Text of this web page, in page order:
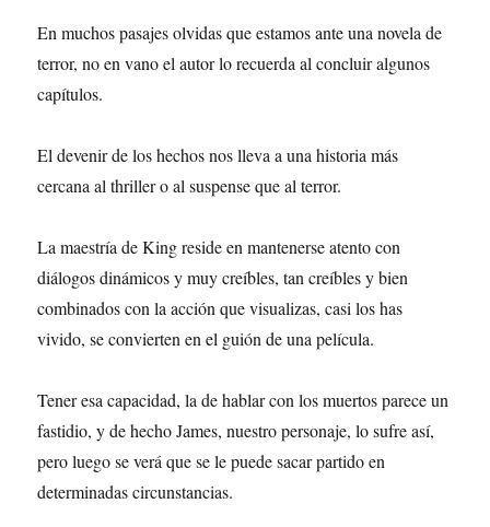
En muchos pasajes olvidas que estamos ante una novela de
terror, no en vano el autor lo recuerda al concluir algunos
capítulos.
El devenir de los hechos nos lleva a una historia más
cercana al thriller o al suspense que al terror.
La maestría de King reside en mantenerse atento con
diálogos dinámicos y muy creíbles, tan creíbles y bien
combinados con la acción que visualizas, casi los has
vivido, se convierten en el guión de una película.
Tener esa capacidad, la de hablar con los muertos parece un
fastidio, y de hecho James, nuestro personaje, lo sufre así,
pero luego se verá que se le puede sacar partido en
determinadas circunstancias.